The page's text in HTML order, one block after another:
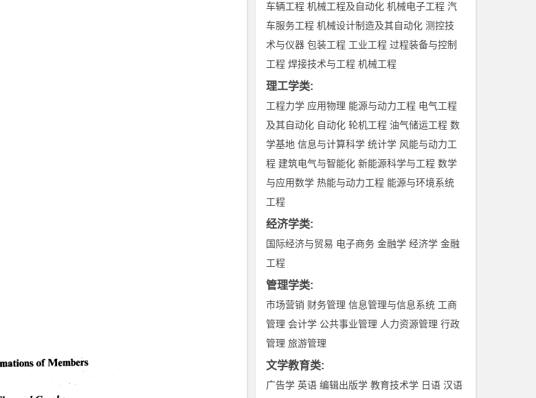
车辆工程 机械工程及自动化 机械电子工程 汽
车服务工程 机械设计制造及其自动化 测控技
术与仪器 包装工程 工业工程 过程装备与控制
工程 焊接技术与工程 机械工程
理工学类:
工程力学 应用物理 能源与动力工程 电气工程
及其自动化 自动化 轮机工程 油气储运工程 数
学基地 信息与计算科学 统计学 风能与动力工
程 建筑电气与智能化 新能源科学与工程 数学
与应用数学 热能与动力工程 能源与环境系统
工程
经济学类:
国际经济与贸易 电子商务 金融学 经济学 金融
工程
管理学类:
市场营销 财务管理 信息管理与信息系统 工商
管理 会计学 公共事业管理 人力资源管理 行政
管理 旅游管理
文学教育类:
广告学 英语 编辑出版学 教育技术学 日语 汉语